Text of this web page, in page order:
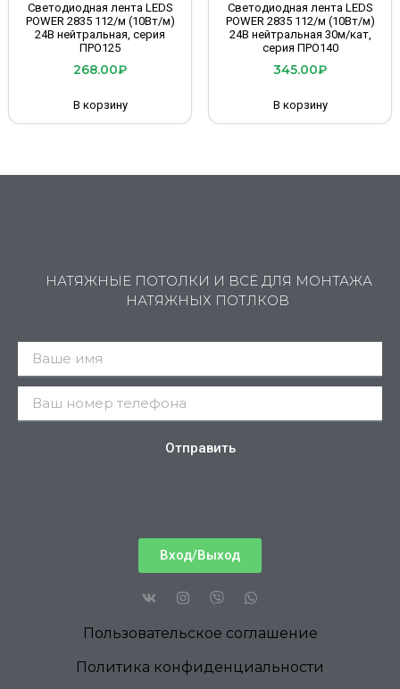
Светодиодная лента LEDS
POWER 2835 112/м (10Вт/м)
24В нейтральная, серия
ПРО125
268.00₽
В корзину
Светодиодная лента LEDS
POWER 2835 112/м (10Вт/м)
24В нейтральная 30м/кат,
серия ПРО140
345.00₽
В корзину
НАТЯЖНЫЕ ПОТОЛКИ И ВСЁ ДЛЯ МОНТАЖА
НАТЯЖНЫХ ПОТЛКОВ
Отправить
Вход/Выход
Пользовательское соглашение
Политика конфиденциальности